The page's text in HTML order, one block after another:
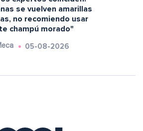
se vuelven amarillas
no recomiendo usar
champú morado"
05-08-2026